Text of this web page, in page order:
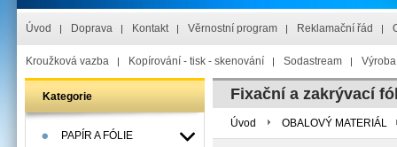
Úvod Doprava Kontakt Věrnostní program Reklamační řád
Kroužková vazba Kopírování - tisk - skenování Sodastream
Kategorie
PAPÍR A FÓLIE
Fixační a zakrývací
Úvod OBALOVÝ MATERIÁL